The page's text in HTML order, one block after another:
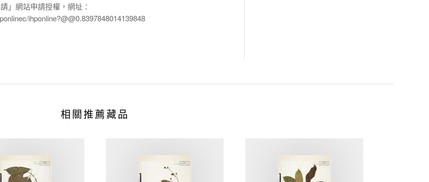
」網站申請授權，網址：
ihponline?@@0.8397848014139848
相關推薦藏品